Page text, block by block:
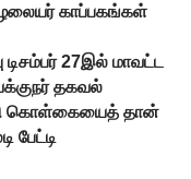
காப்பகங்கள்
27இல் மாவட்ட
தகவல்
கொள்கையைத் தான்
பேட்டி